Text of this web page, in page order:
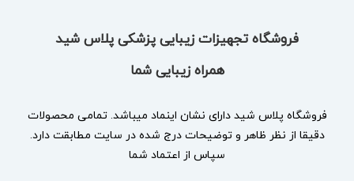
فروشگاه تجهیزات زیبایی پزشکی پلاس شید
همراه زیبایی شما
فروشگاه پلاس شید دارای نشان اینماد میباشد. تمامی محصولات
دقیقا از نظر ظاهر و توضیحات درج شده در سایت مطابقت دارد.
سپاس از اعتماد شما